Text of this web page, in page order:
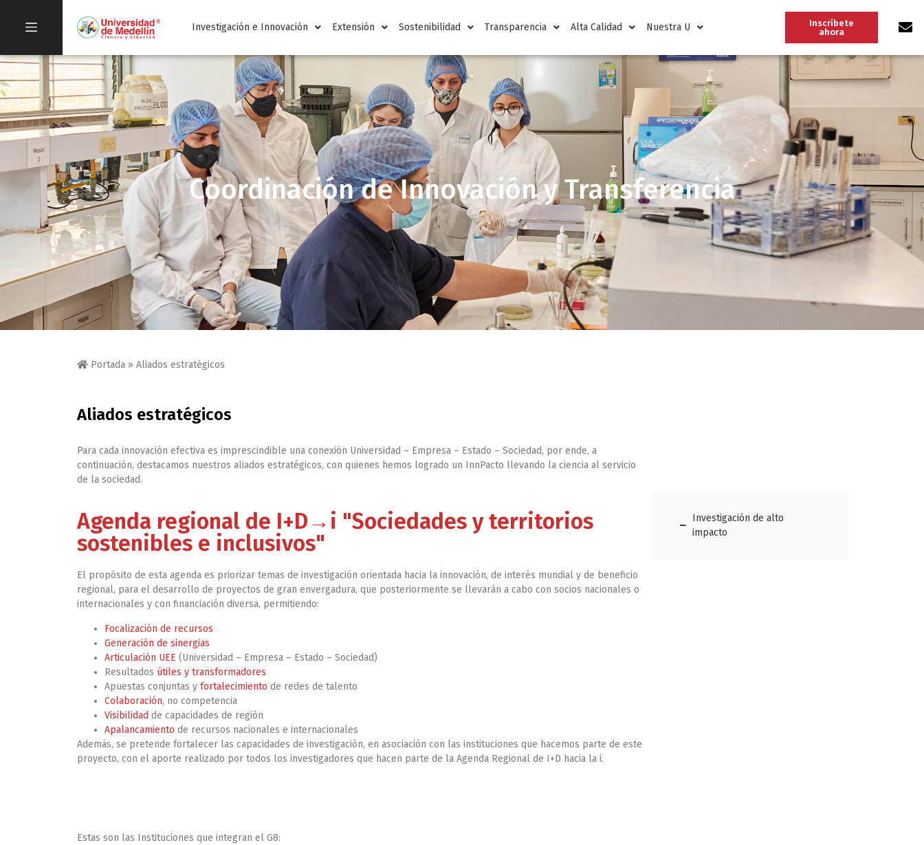
Investigación e Innovación Extensión Sostenibilidad Transparencia Alta Calidad Nuestra U
Inscríbete
ahora
Coordinación de Innovación y Transferencia
Portada » Aliados estratégicos
Aliados estratégicos
Para cada innovación efectiva es imprescindible una conexión Universidad – Empresa – Estado – Sociedad, por ende, a
continuación, destacamos nuestros aliados estratégicos, con quienes hemos logrado un InnPacto llevando la ciencia al servicio
de la sociedad.
Agenda regional de I+D→i "Sociedades y territorios
sostenibles e inclusivos"
El propósito de esta agenda es priorizar temas de investigación orientada hacia la innovación, de interés mundial y de beneficio
regional, para el desarrollo de proyectos de gran envergadura, que posteriormente se llevarán a cabo con socios nacionales o
internacionales y con financiación diversa, permitiendo:
Focalización de recursos
Generación de sinergias
Articulación UEE (Universidad – Empresa – Estado – Sociedad)
Resultados útiles y transformadores
Apuestas conjuntas y fortalecimiento de redes de talento
Colaboración, no competencia
Visibilidad de capacidades de región
Apalancamiento de recursos nacionales e internacionales
Además, se pretende fortalecer las capacidades de investigación, en asociación con las instituciones que hacemos parte de este
proyecto, con el aporte realizado por todos los investigadores que hacen parte de la Agenda Regional de I+D hacia la i.
Estas son las Instituciones que integran el G8:
Investigación de alto
impacto